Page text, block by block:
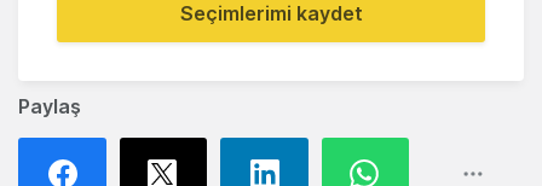
Paylaş
Seçimlerimi kaydet